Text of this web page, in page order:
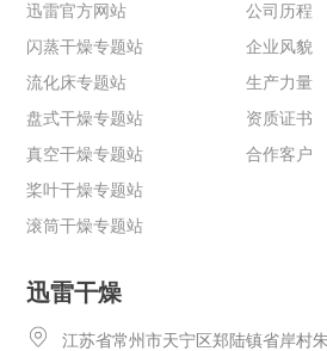
迅雷官方网站
闪蒸干燥专题站
流化床专题站
盘式干燥专题站
真空干燥专题站
桨叶干燥专题站
滚筒干燥专题站
公司历程
企业风貌
生产力量
资质证书
合作客户
迅雷干燥
江苏省常州市天宁区郑陆镇省岸村